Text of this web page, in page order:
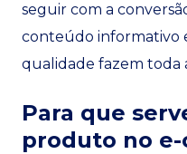
seguir com a
conteúdo informativo
qualidade fazem toda
Para que
produto no